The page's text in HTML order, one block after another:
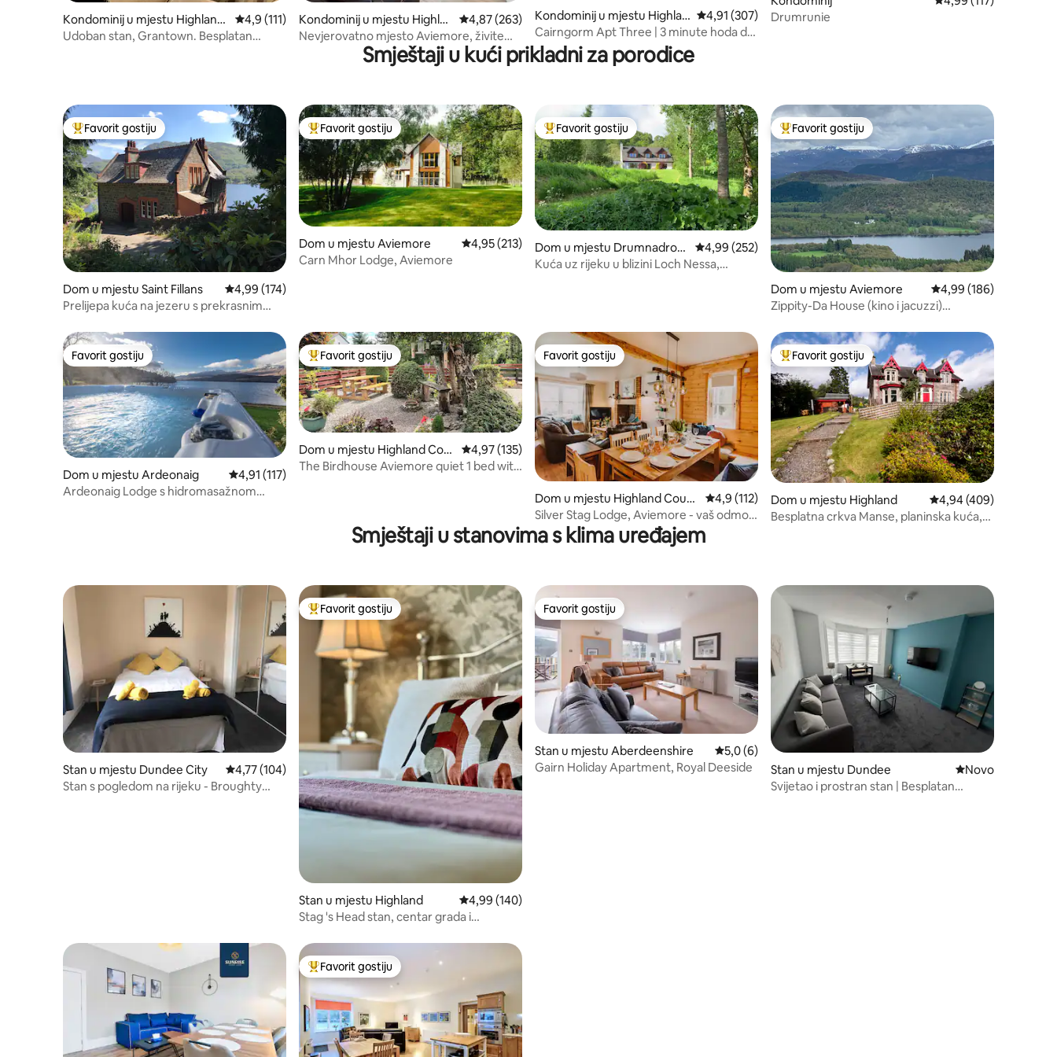
Kondominij u mjestu Highland
Council
Prosječna ocjena: 4,9 od 5, recenzija: 111
4,9 (111)
Udoban stan, Grantown. Besplatan
Kondominij u mjestu Highlan
d
Prosječna ocjena: 4,87 od 5, recenzija: 263
4,87 (263)
Nevjerovatno mjesto Aviemore, živite
ga, Sviđa mi se !
Kondominij u mjestu Highlan
d Council
Prosječna ocjena: 4,91 od 5, recenzija: 307
4,91 (307)
Cairngorm Apt Three | 3 minute hoda do
trgovina i pubova
Drumrunie
Smještaji u kući prikladni za porodice
Glavni favorit gostiju
Favorit gostiju
Dom u mjestu Saint Fillans Prosječna ocjena: 4,99 od 5, recenzija: 174
4,99 (174)
Prelijepa kuća na jezeru s prekrasnim
Glavni favorit gostiju
Favorit gostiju
Dom u mjestu Aviemore Prosječna ocjena: 4,95 od 5, recenzija: 213
4,95 (213)
Carn Mhor Lodge, Aviemore
Glavni favorit gostiju
Favorit gostiju
Dom u mjestu Drumnadroc
hit
Prosječna ocjena: 4,99 od 5, recenzija: 252
4,99 (252)
Kuća uz rijeku u blizini Loch Nessa,
Glavni favorit gostiju
Favorit gostiju
Dom u mjestu Aviemore Prosječna ocjena: 4,99
4,99 (186)
Zippity-Da House (kino i jacuzzi)
Favorit gostiju
Favorit gostiju
Dom u mjestu Ardeonaig Prosječna ocjena: 4,91 od 5, recenzija: 117
4,91 (117)
Ardeonaig Lodge s hidromasažnom
Glavni favorit gostiju
Favorit gostiju
Dom u mjestu Highland Cou
ncil
Prosječna ocjena: 4,97 od 5, recenzija: 135
4,97 (135)
The Birdhouse Aviemore quiet 1 bed with
Favorit gostiju
Favorit gostiju
Dom u mjestu Highland Coun
cil
Prosječna ocjena: 4,9 od 5, recenzija: 112
4,9 (112)
Silver Stag Lodge, Aviemore - vaš odmor
u Highlandu
Glavni favorit gostiju
Favorit gostiju
Dom u mjestu Highland Prosječna ocjena: 4,94
4,94 (409)
Besplatna crkva Manse, planinska kuća,
Smještaji u stanovima s klima uređajem
Stan u mjestu Dundee City Prosječna ocjena: 4,77 od 5, recenzija: 104
4,77 (104)
Stan s pogledom na rijeku - Broughty
Glavni favorit gostiju
Favorit gostiju
Stan u mjestu Highland Prosječna ocjena: 4,99 od 5, recenzija: 140
4,99 (140)
Stag 's Head stan, centar grada i
Favorit gostiju
Favorit gostiju
Stan u mjestu Aberdeenshire Prosječna ocjena: 5,0 od 5, recenzija: 6
5,0 (6)
Gairn Holiday Apartment, Royal Deeside
Stan u mjestu Dundee Novi smještaj
Novo
Svijetao i prostran stan | Besplatan
Glavni favorit gostiju
Favorit gostiju